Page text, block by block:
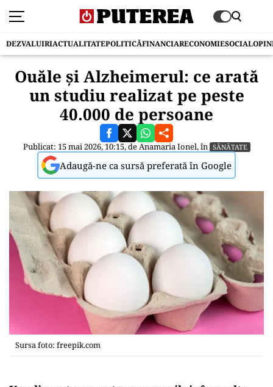
DEZVALUIRIACTUALITATEPOLITICĂFINANCIARECONOMIESOCIAL
Ouăle și Alzheimerul: ce arată
un studiu realizat pe peste
40.000 de persoane
Publicat: 15 mai 2026, 10:15, deAnamaria Ionel, în SĂNĂTATE
Adaugă-ne ca sursă preferată în Google
Sursa foto: freepik.com